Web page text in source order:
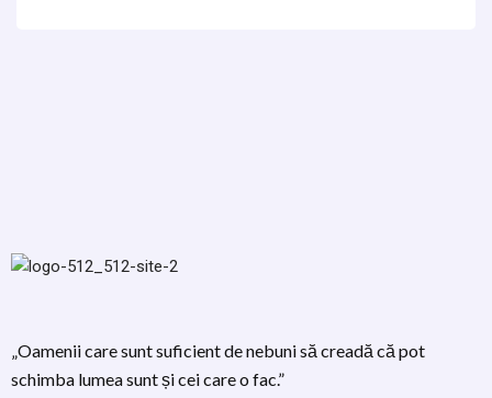
„Oamenii care sunt suficient de nebuni să creadă că pot
schimba lumea sunt și cei care o fac.”